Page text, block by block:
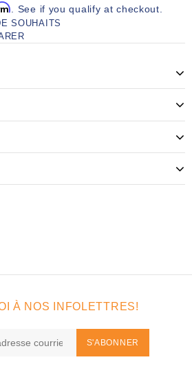
. See if you qualify at checkout.
SOUHAITS
À NOS INFOLETTRES!
S'ABONNER